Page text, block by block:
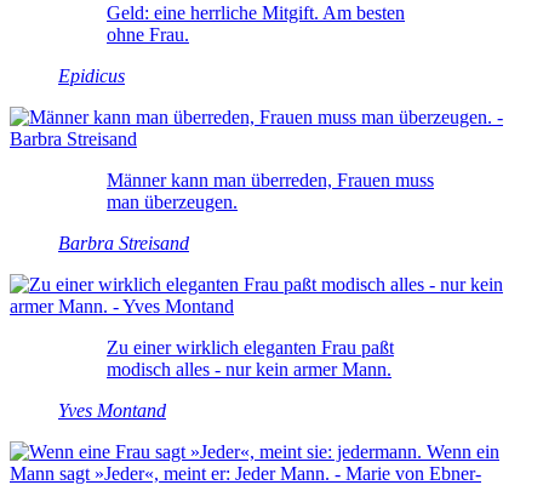
Geld: eine herrliche Mitgift. Am besten
ohne Frau.
Epidicus
Männer kann man überreden, Frauen muss
man überzeugen.
Barbra Streisand
Zu einer wirklich eleganten Frau paßt
modisch alles - nur kein armer Mann.
Yves Montand